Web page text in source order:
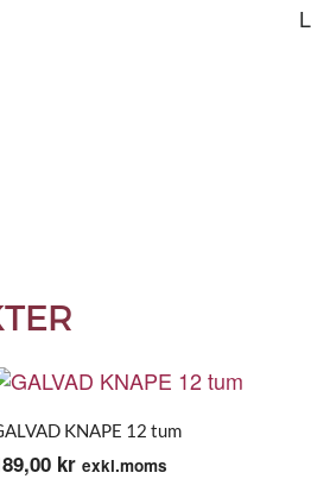
KNAPE 12 tum
kr exkl.moms